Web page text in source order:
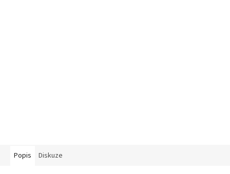
Popis Diskuze